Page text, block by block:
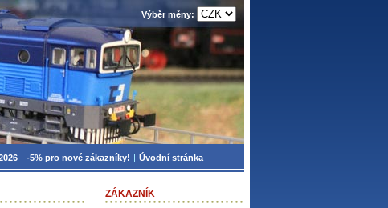
ZÁKAZNÍK
Výběr měny:
-5% pro nové zákazníky! Úvodní stránka